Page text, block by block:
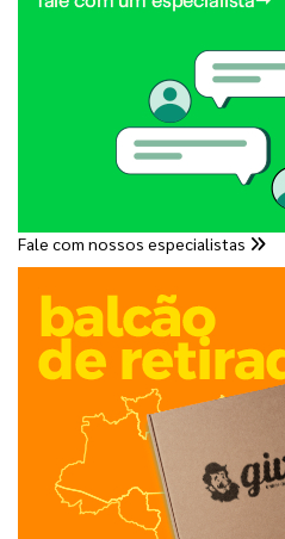
Fale com nossos especialistas